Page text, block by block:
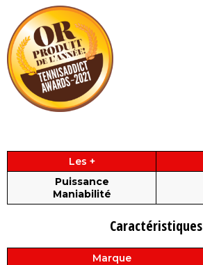
Les +
Puissance
Maniabilité
Caractéristiques
Marque